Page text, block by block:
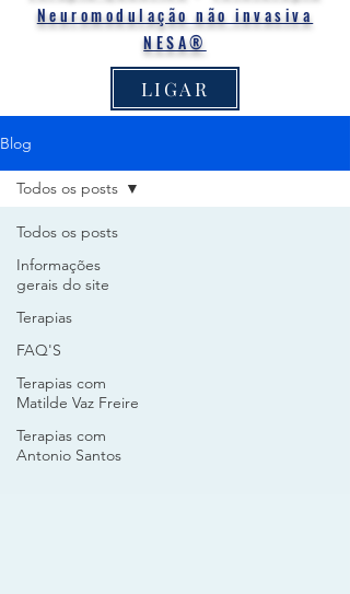
Neuromodulação não invasiva
NESA®
LIGAR
Blog
Todos os posts
Informações
gerais do site
Terapias
FAQ'S
Terapias com
Matilde Vaz Freire
Terapias com
Antonio Santos
Todos os posts